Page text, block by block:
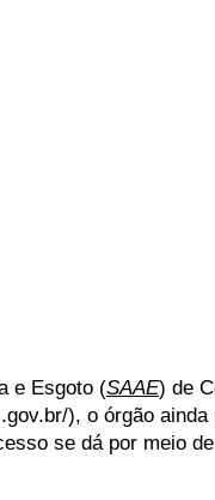
e Esgoto (SAAE) de
), o órgão ainda
se dá por meio